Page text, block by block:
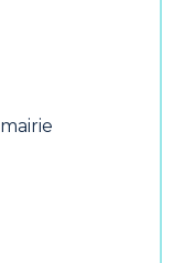
mairie